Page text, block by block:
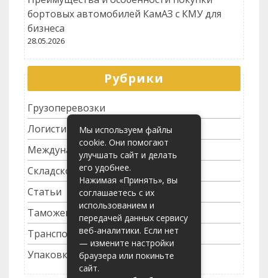
бортовых автомобилей КамАЗ с КМУ для
бизнеса
28.05.2026
Рубрики
Грузоперевозки
Логистика
Международные перевозки
Складское хозяйство
Статьи
Таможенное оформление
Транспортные услуги
Упаковка грузов
Мы используем файлы
cookie. Они помогают
улучшать сайт и делать
его удобнее.
Нажимая «Принять», вы
соглашаетесь с их
использованием и
передачей данных сервису
веб-аналитики. Если нет
— измените настройки
браузера или покиньте
сайт.